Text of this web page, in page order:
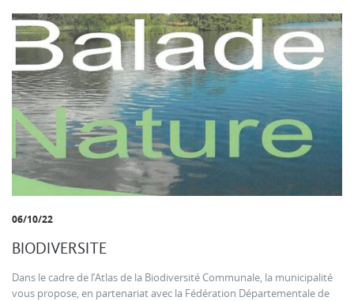
06/10/22
BIODIVERSITE
Dans le cadre de l’Atlas de la Biodiversité Communale, la municipalité
vous propose, en partenariat avec la Fédération Départementale de